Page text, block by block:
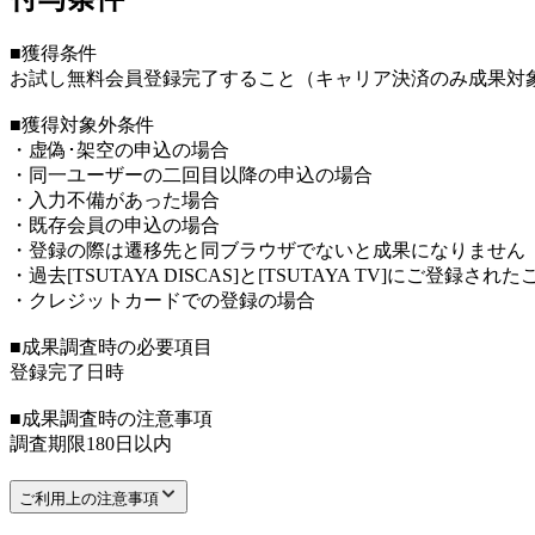
■獲得条件
お試し無料会員登録完了すること（キャリア決済のみ成果対
■獲得対象外条件
・虚偽･架空の申込の場合
・同一ユーザーの二回目以降の申込の場合
・入力不備があった場合
・既存会員の申込の場合
・登録の際は遷移先と同ブラウザでないと成果になりません
・過去[TSUTAYA DISCAS]と[TSUTAYA TV]にご登録された
・クレジットカードでの登録の場合
■成果調査時の必要項目
登録完了日時
■成果調査時の注意事項
調査期限180日以内
ご利用上の注意事項